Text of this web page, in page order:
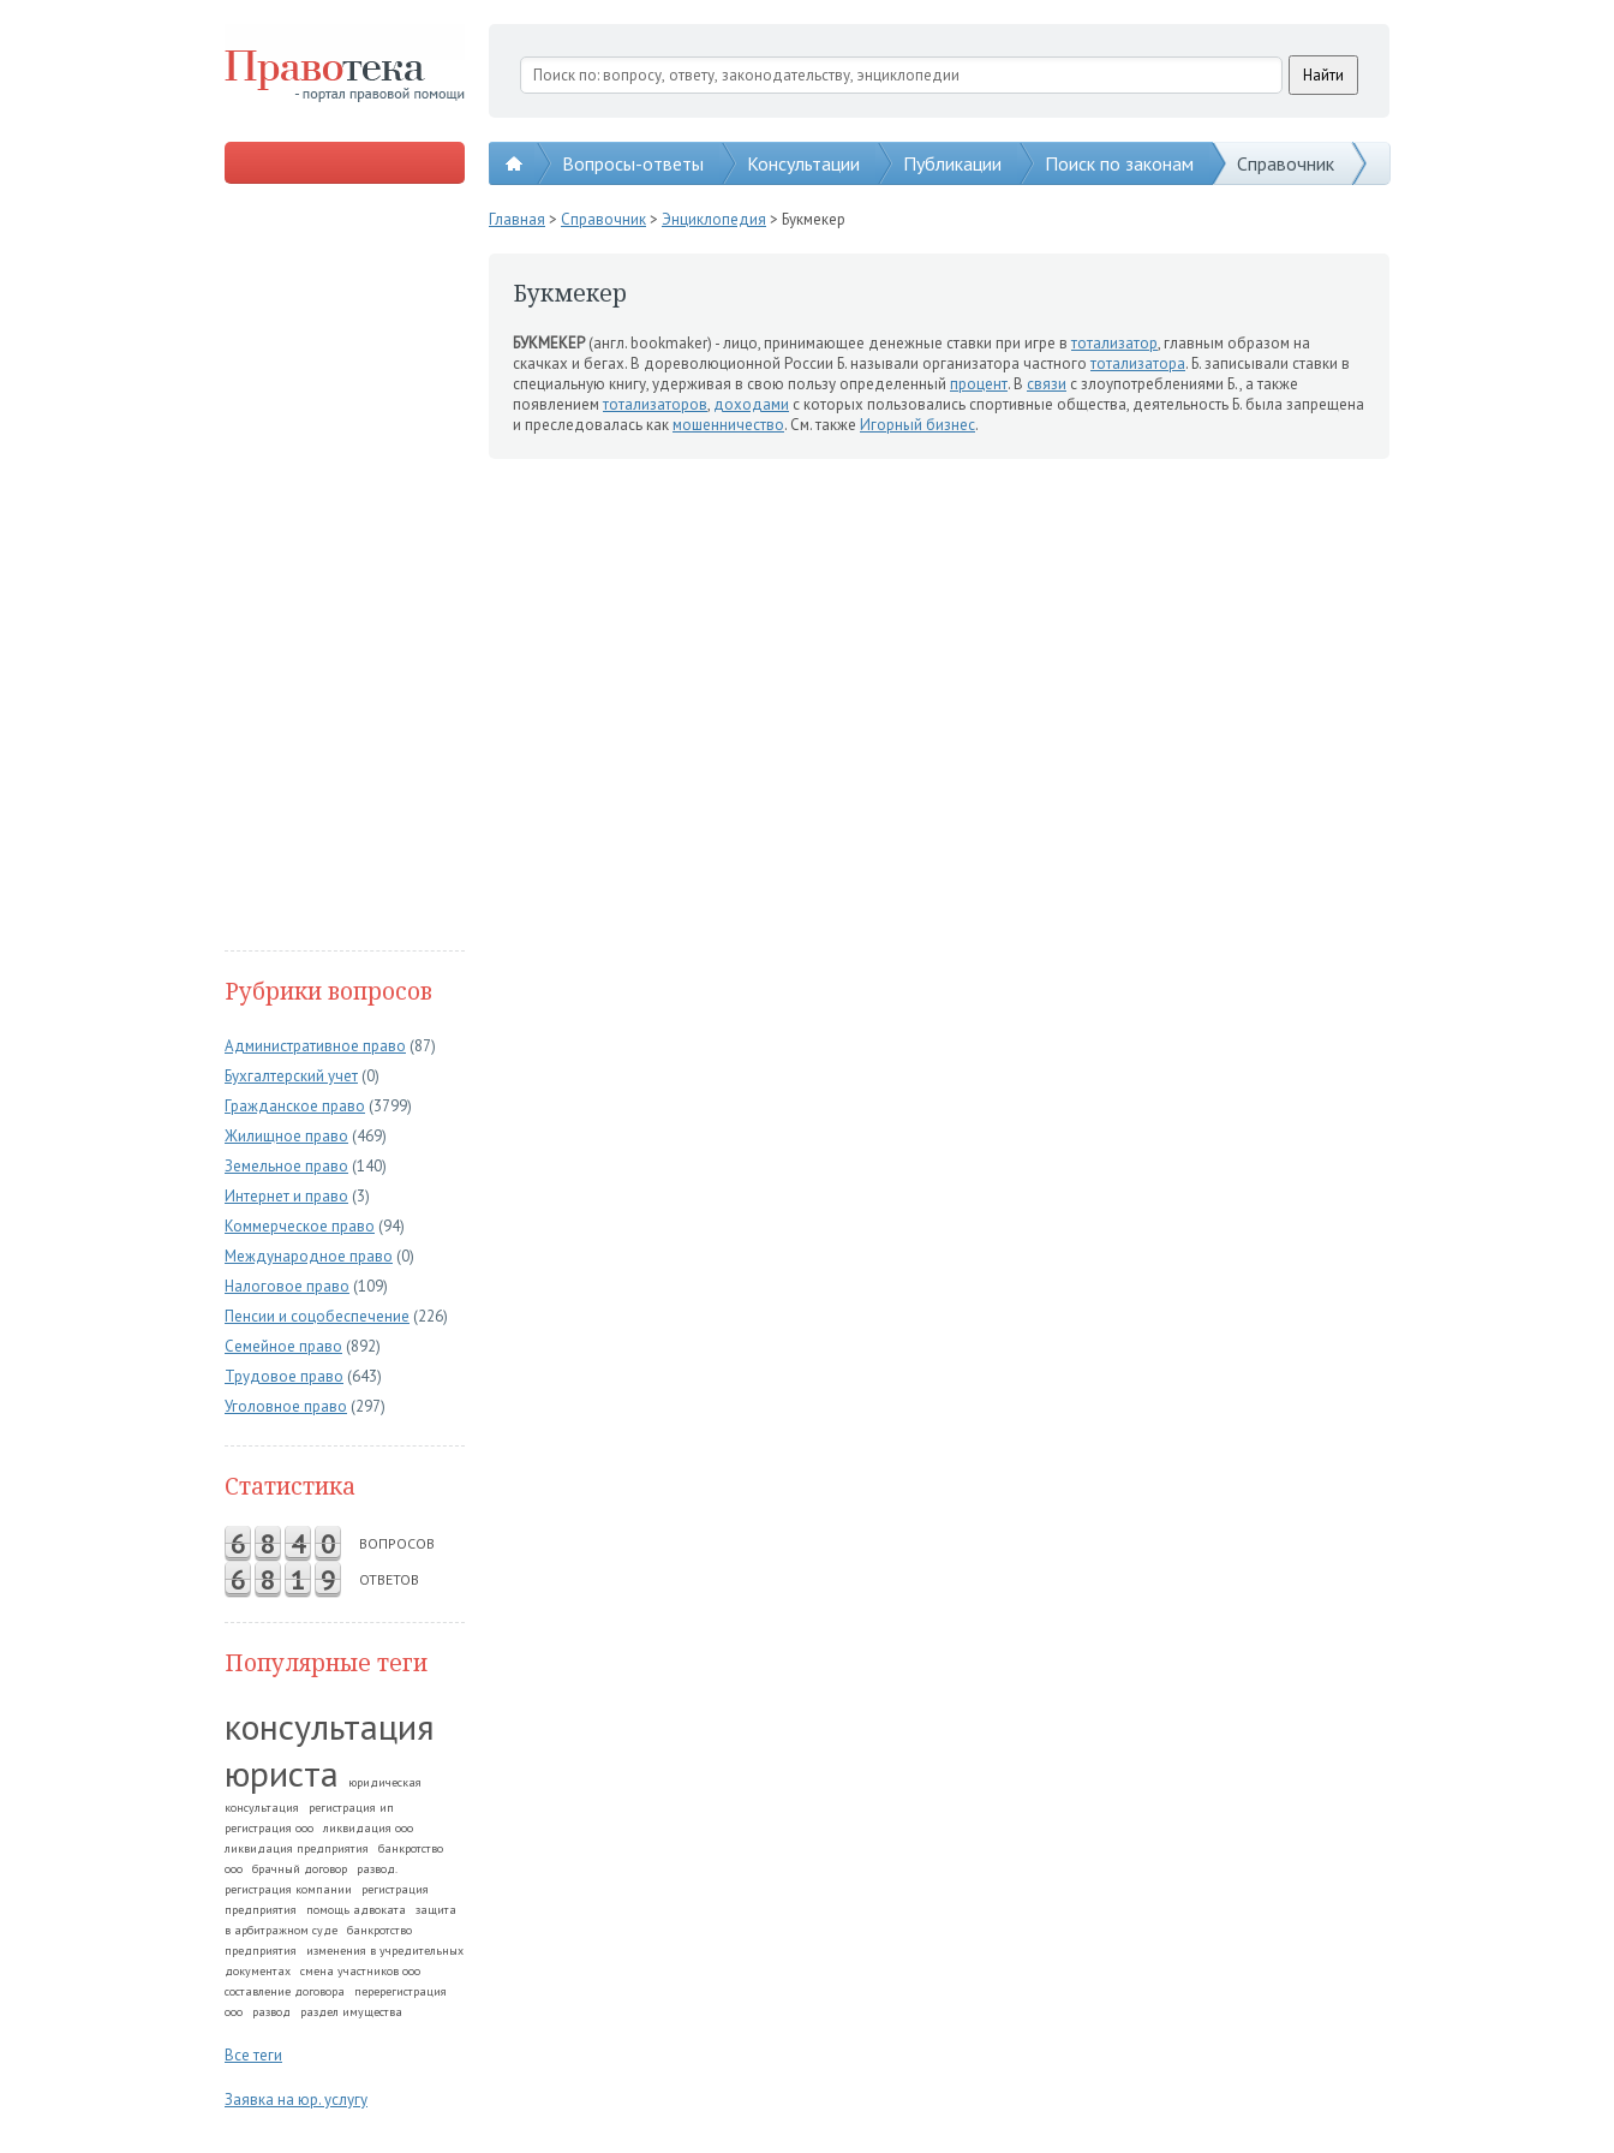
Вопросы-ответы Консультации Публикации Поиск по законам Справочник
Рубрики вопросов
Административное право (87)
Бухгалтерский учет (0)
Гражданское право (3799)
Жилищное право (469)
Земельное право (140)
Интернет и право (3)
Коммерческое право (94)
Международное право (0)
Налоговое право (109)
Пенсии и соцобеспечение (226)
Семейное право (892)
Трудовое право (643)
Уголовное право (297)
Статистика
6 8 4 0 ВОПРОСОВ
6 8 1 9 ОТВЕТОВ
Популярные теги
консультация
юриста
юридическая
консультация
регистрация ип
регистрация ооо
ликвидация ооо
ликвидация предприятия
банкротство
ооо
брачный договор
развод.
регистрация компании
регистрация
предприятия
помощь адвоката
защита
в арбитражном суде
банкротство
предприятия
изменения в учредительных
документах
смена участников ооо
составление договора
перерегистрация
ооо
развод раздел имущества
Все теги
Заявка на юр. услугу
Главная > Справочник> Энциклопедия > Букмекер
Букмекер
БУКМЕКЕР(англ. bookmaker) - лицо, принимающее денежные ставки при игре втотализатор, главным образом на
скачках и бегах. В дореволюционной России Б. называли организатора частногототализатора. Б. записывали ставки в
специальную книгу, удерживая в свою пользу определенный процент. В связи с злоупотреблениями Б., а также
появлениемтотализаторов, доходами с которых пользовались спортивные общества, деятельность Б. была запрещена
и преследовалась какмошенничество. См. также Игорный бизнес.